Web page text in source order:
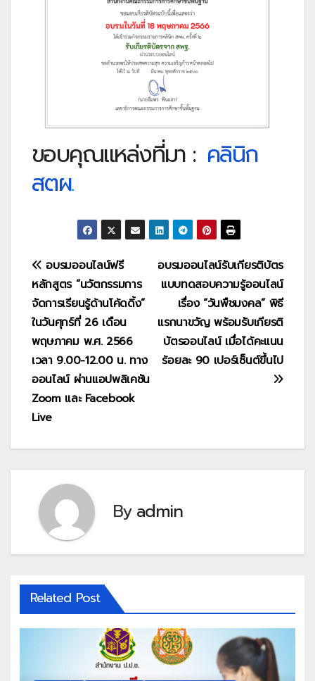
ขอบคุณแหล่งที่มา : คลินิก
สตผ.
แนะแนว
เรื่อง
อบรมออนไลน์รับเกียรติบัตร
แบบทดสอบความรู้ออนไลน์
เรื่อง “วันพืชมงคล” พิธี
แรกนาขวัญ พร้อมรับเกียรติ
บัตรออนไลน์ เมื่อได้คะแนน
ร้อยละ 90 เปอร์เซ็นต์ขึ้นไป
อบรมออนไลน์ฟรี
หลักสูตร “นวัตกรรมการ
จัดการเรียนรู้ด้านโค้ดดิ้ง”
ในวันศุกร์ที่ 26 เดือน
พฤษภาคม พ.ศ. 2566
เวลา 9.00-12.00 น. ทาง
ออนไลน์ ผ่านแอปพลิเคชัน
Zoom และ Facebook
Live
Byadmin
Related Post